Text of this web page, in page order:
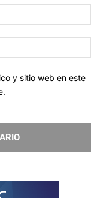
y sitio web en este